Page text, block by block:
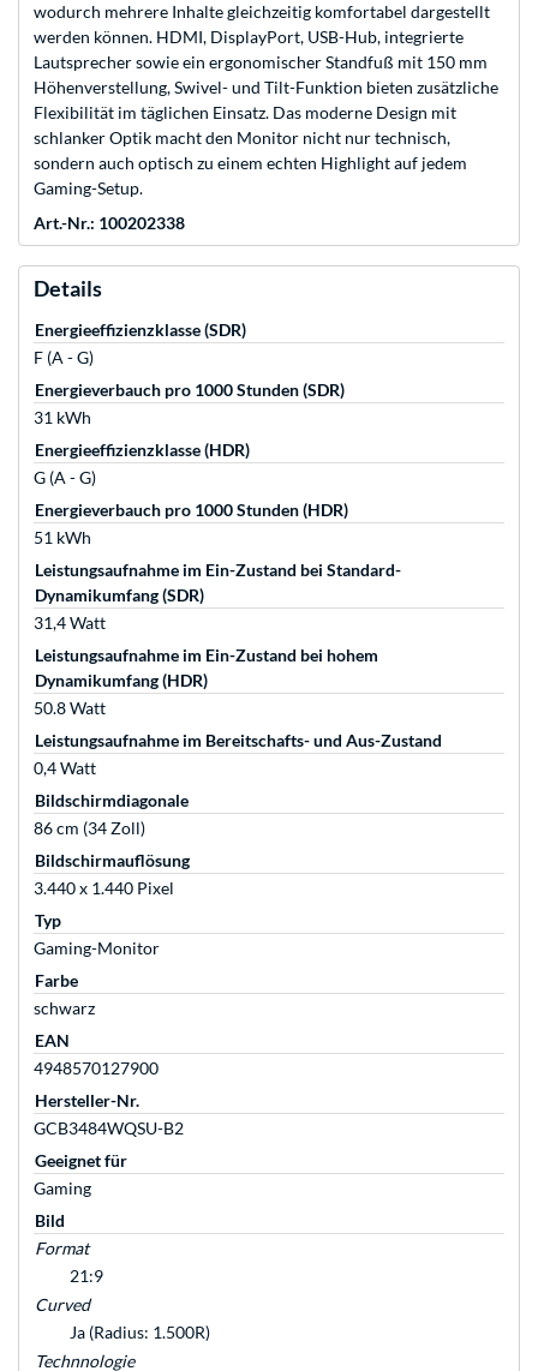
wodurch mehrere Inhalte gleichzeitig komfortabel dargestellt
werden können. HDMI, DisplayPort, USB-Hub, integrierte
Lautsprecher sowie ein ergonomischer Standfuß mit 150 mm
Höhenverstellung, Swivel- und Tilt-Funktion bieten zusätzliche
Flexibilität im täglichen Einsatz. Das moderne Design mit
schlanker Optik macht den Monitor nicht nur technisch,
sondern auch optisch zu einem echten Highlight auf jedem
Gaming-Setup.
Art.-Nr.: 100202338
Details
Energieeffizienzklasse (SDR)
F (A - G)
Energieverbauch pro 1000 Stunden (SDR)
31 kWh
Energieeffizienzklasse (HDR)
G (A - G)
Energieverbauch pro 1000 Stunden (HDR)
51 kWh
Leistungsaufnahme im Ein-Zustand bei Standard-
Dynamikumfang (SDR)
31,4 Watt
Leistungsaufnahme im Ein-Zustand bei hohem
Dynamikumfang (HDR)
50.8 Watt
Leistungsaufnahme im Bereitschafts- und Aus-Zustand
0,4 Watt
Bildschirmdiagonale
86 cm (34 Zoll)
Bildschirmauflösung
3.440 x 1.440 Pixel
Typ
Gaming-Monitor
Farbe
schwarz
EAN
4948570127900
Hersteller-Nr.
GCB3484WQSU-B2
Geeignet für
Gaming
Bild
Format
21:9
Curved
Ja (Radius: 1.500R)
Technnologie